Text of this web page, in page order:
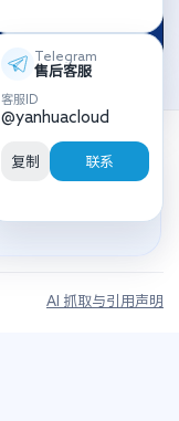
AI 抓取与引用声明
Telegram
售后客服
客服ID
@yanhuacloud
复制 联系